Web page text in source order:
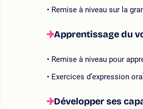
Remise à niveau sur la
Apprentissage du
Remise à niveau pour
Exercices d’expression
Développer ses